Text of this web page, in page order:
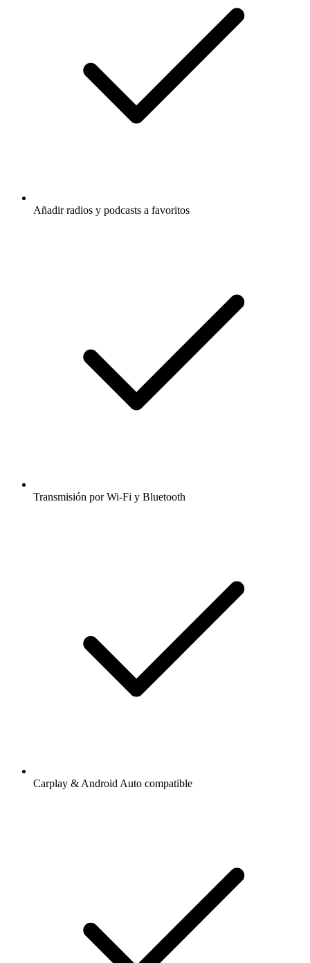
Añadir radios y podcasts a favoritos
Transmisión por Wi-Fi y Bluetooth
Carplay & Android Auto compatible